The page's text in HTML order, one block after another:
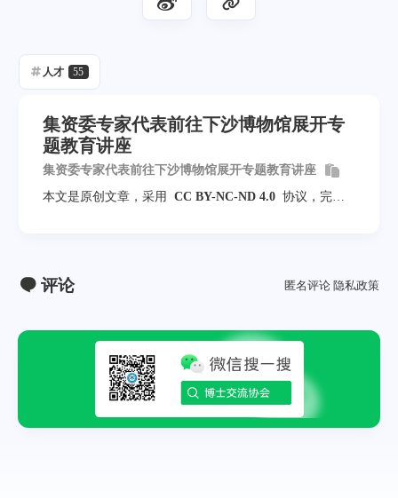
人才 55
集资委专家代表前往下沙博物馆展开专
题教育讲座
集资委专家代表前往下沙博物馆展开专题教育讲座
本文是原创文章，采用
CC BY-NC-ND 4.0 协议，完整
评论 匿名评论 隐私政策